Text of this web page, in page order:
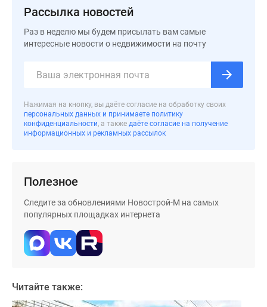
новостроек
Субсидированная
застройщиком
Москве
Программа
Новостройки
премиум-
класса
Новостройки
бизнес-
класса
Траншевая
ипотека
Рассылка новостей
Раз в неделю мы будем присылать вам самые
интересные новости о недвижимости на почту
Нажимая на кнопку, вы даёте согласие на обработку своих
персональных данных и принимаете политику
конфиденциальности, а также даёте согласие на получение
информационных и рекламных рассылок
Полезное
Следите за обновлениями Новострой-М на самых
популярных площадках интернета
Читайте также: